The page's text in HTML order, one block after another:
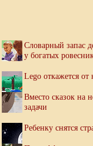
Словарный запас
у богатых
Lego откажется от
Вместо сказок на
задачи
Ребенку снятся